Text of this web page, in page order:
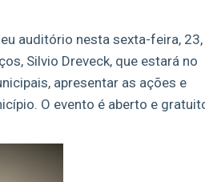
auditório nesta sexta-feira, 23,
Silvio Dreveck, que estará no
apresentar as ações e
O evento é aberto e